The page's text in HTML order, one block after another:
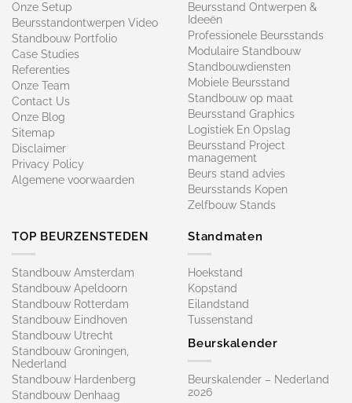
Onze Setup
Beursstandontwerpen Video
Standbouw Portfolio
Case Studies
Referenties
Onze Team
Contact Us
Onze Blog
Sitemap
Disclaimer
Privacy Policy
Algemene voorwaarden
Beursstand Ontwerpen &
Ideeën
Professionele Beursstands
Modulaire Standbouw
Standbouwdiensten
Mobiele Beursstand
Standbouw op maat​
Beursstand Graphics
Logistiek En Opslag
Beursstand Project
management
Beurs stand advies
Beursstands Kopen
Zelfbouw Stands
TOP BEURZENSTEDEN
Standbouw Amsterdam
Standbouw Apeldoorn
Standbouw Rotterdam
Standbouw Eindhoven
Standbouw Utrecht
Standbouw Groningen,
Nederland
Standbouw Hardenberg
Standbouw Denhaag
Standmaten
Hoekstand
Kopstand
Eilandstand
Tussenstand
Beurskalender
Beurskalender – Nederland
2026